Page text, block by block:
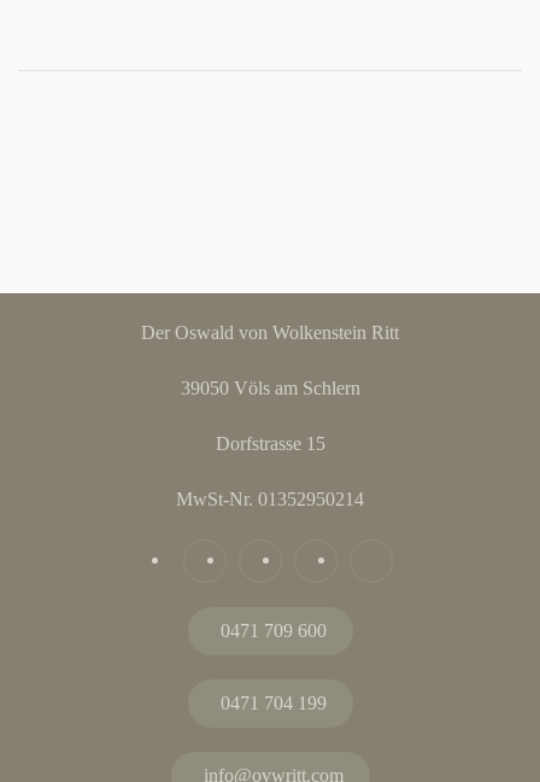
Der Oswald von Wolkenstein Ritt
39050 Völs am Schlern
Dorfstrasse 15
MwSt-Nr. 01352950214
0471 709 600
0471 704 199
info@ovwritt.com